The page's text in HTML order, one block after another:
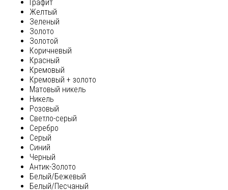
Графит
Желтый
Зеленый
Золото
Золотой
Коричневый
Красный
Кремовый
Кремовый + золото
Матовый никель
Никель
Розовый
Светло-серый
Серебро
Серый
Синий
Черный
Антик-Золото
Белый/Бежевый
Белый/Песчаный